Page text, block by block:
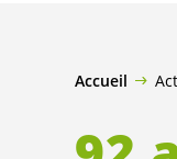
Accueil